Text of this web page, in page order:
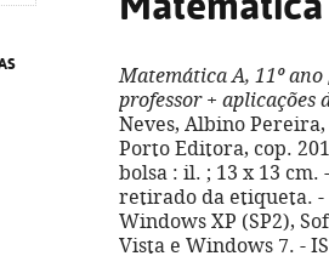
Matemática A, 11º ano
professor + aplicações
Neves, Albino
Porto Editora, cop.
bolsa : il. ; 13 x 13
retirado da etiqueta. -
Windows XP (SP2),
Vista e Windows 7. -